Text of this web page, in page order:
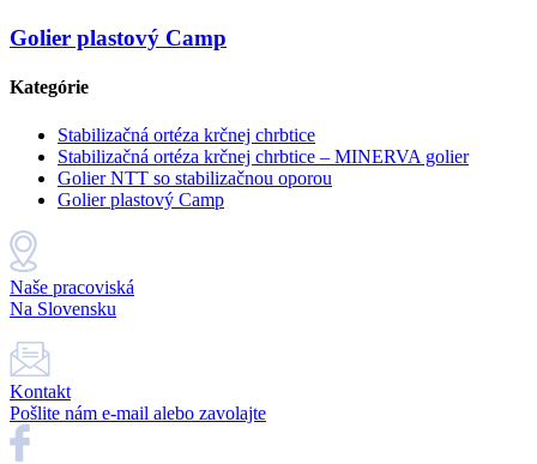
Golier plastový Camp
Kategórie
Stabilizačná ortéza krčnej chrbtice
Stabilizačná ortéza krčnej chrbtice – MINERVA golier
Golier NTT so stabilizačnou oporou
Golier plastový Camp
Naše pracoviská
Na Slovensku
Kontakt
Pošlite nám e-mail alebo zavolajte